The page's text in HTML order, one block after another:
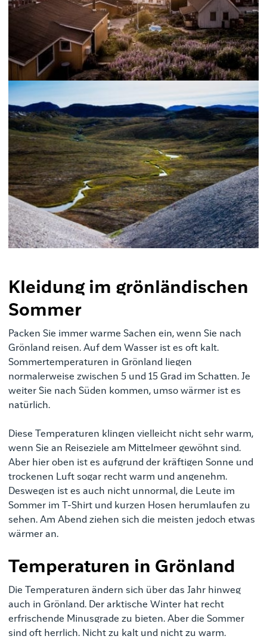
Kleidung im grönländischen
Sommer
Packen Sie immer warme Sachen ein, wenn Sie nach
Grönland reisen. Auf dem Wasser ist es oft kalt.
Sommertemperaturen in Grönland liegen
normalerweise zwischen 5 und 15 Grad im Schatten. Je
weiter Sie nach Süden kommen, umso wärmer ist es
natürlich.
Diese Temperaturen klingen vielleicht nicht sehr warm,
wenn Sie an Reiseziele am Mittelmeer gewöhnt sind.
Aber hier oben ist es aufgrund der kräftigen Sonne und
trockenen Luft sogar recht warm und angenehm.
Deswegen ist es auch nicht unnormal, die Leute im
Sommer im T-Shirt und kurzen Hosen herumlaufen zu
sehen. Am Abend ziehen sich die meisten jedoch etwas
wärmer an.
Temperaturen in Grönland
Die Temperaturen ändern sich über das Jahr hinweg
auch in Grönland.
Der arktische Winter hat recht
erfrischende Minusgrade zu bieten. Aber die Sommer
sind oft herrlich. Nicht zu kalt und nicht zu warm.